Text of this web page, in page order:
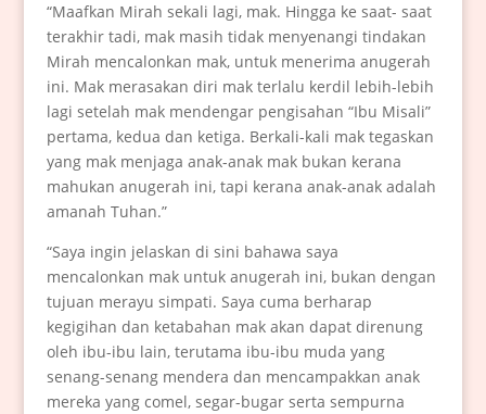
“Maafkan Mirah sekali lagi, mak. Hingga ke saat- saat
terakhir tadi, mak masih tidak menyenangi tindakan
Mirah mencalonkan mak, untuk menerima anugerah
ini. Mak merasakan diri mak terlalu kerdil lebih-lebih
lagi setelah mak mendengar pengisahan “Ibu Misali”
pertama, kedua dan ketiga. Berkali-kali mak tegaskan
yang mak menjaga anak-anak mak bukan kerana
mahukan anugerah ini, tapi kerana anak-anak adalah
amanah Tuhan.”
“Saya ingin jelaskan di sini bahawa saya
mencalonkan mak untuk anugerah ini, bukan dengan
tujuan merayu simpati. Saya cuma berharap
kegigihan dan ketabahan mak akan dapat direnung
oleh ibu-ibu lain, terutama ibu-ibu muda yang
senang-senang mendera dan mencampakkan anak
mereka yang comel, segar-bugar serta sempurna